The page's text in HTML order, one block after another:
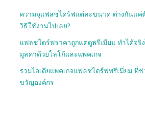
ความจุแฟลชไดร์ฟแต่ละขนาด ต่างกันแค่
วิธีใช้งานไปเลย?
แฟลชไดร์ฟราคาถูกแต่ดูพรีเมียม ทำได้จริง
มูลค่าด้วยโลโก้และแพคเกจ
รวมไอเดียแพคเกจแฟลชไดร์ฟพรีเมี่ยม ที่
ขวัญองค์กร